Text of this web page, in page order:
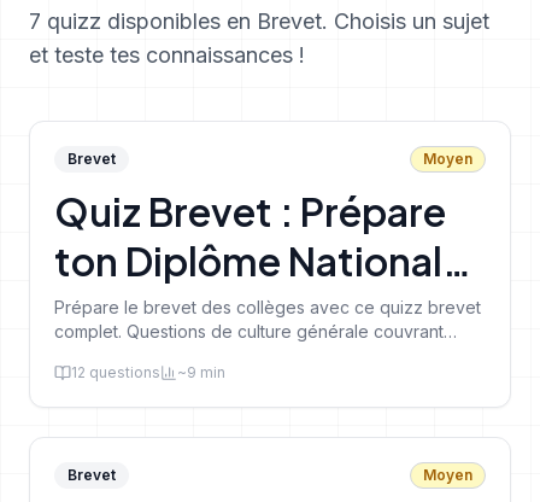
Ressources
S'inscrire gratuitement
7 quizz disponibles en Brevet. Choisis un sujet
et teste tes connaissances !
Brevet Moyen
Quiz Brevet : Prépare
ton Diplôme National
du Brevet
Prépare le brevet des collèges avec ce quizz brevet
complet. Questions de culture générale couvrant
12 questions ~9 min
Brevet Moyen